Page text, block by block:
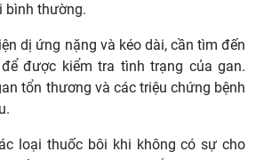
bình thường.
dị ứng nặng và kéo dài, cần tìm đến
được kiểm tra tình trạng của gan.
tổn thương và các triệu chứng bệnh
loại thuốc bôi khi không có sự cho